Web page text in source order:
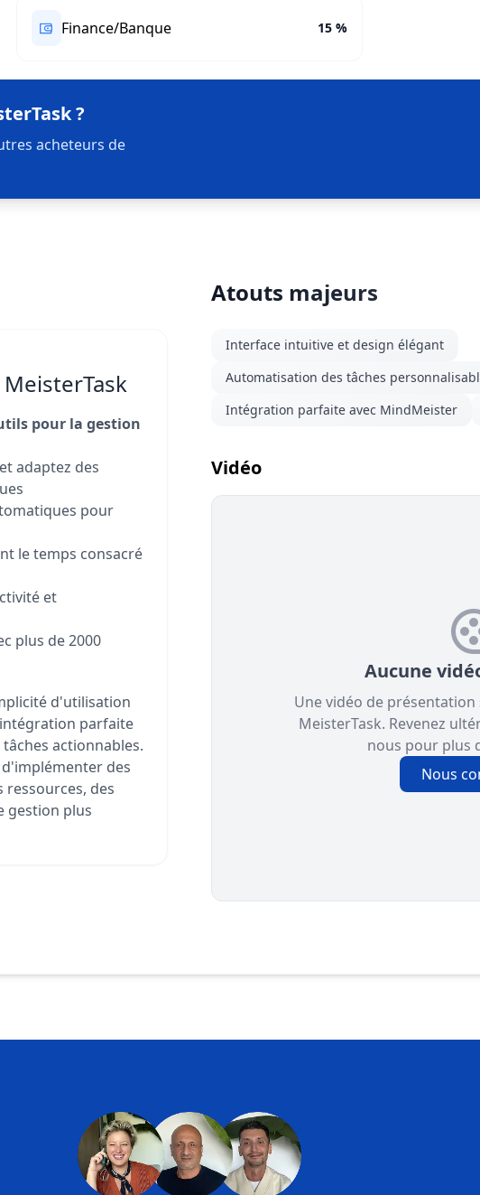
Finance/Banque 15 %
?
acheteurs de
pour la gestion
adaptez des
pour
le temps consacré
et
plus de 2000
d'utilisation
parfaite
actionnables.
des
des
gestion plus
Atouts majeurs
Interface intuitive et design élégant
Automatisation des tâches
Intégration parfaite avec MindMeister
Vidéo
Aucune
Une vidéo de
MeisterTask. Revenez
nous pour plus
Nous